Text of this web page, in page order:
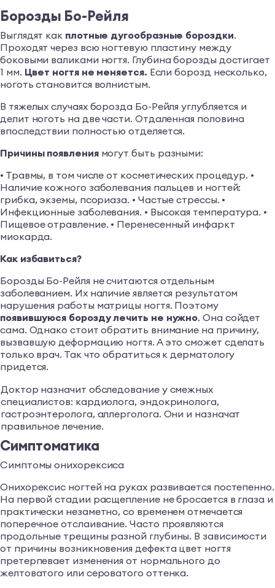
Борозды Бо-Рейля
Выглядят как плотные дугообразные бороздки.
Проходят через всю ногтевую пластину между
боковыми валиками ногтя. Глубина борозды достигает
1 мм. Цвет ногтя не меняется. Если борозд несколько,
ноготь становится волнистым.
В тяжелых случаях борозда Бо-Рейля углубляется и
делит ноготь на две части. Отдаленная половина
впоследствии полностью отделяется.
Причины появлениямогут быть разными:
• Травмы, в том числе от косметических процедур. •
Наличие кожного заболевания пальцев и ногтей:
грибка, экземы, псориаза. • Частые стрессы. •
Инфекционные заболевания. • Высокая температура. •
Пищевое отравление. • Перенесенный инфаркт
миокарда.
Как избавиться?
Борозды Бо-Рейля не считаются отдельным
заболеванием. Их наличие является результатом
нарушения работы матрицы ногтя. Поэтому
появившуюся борозду лечить не нужно. Она сойдет
сама. Однако стоит обратить внимание на причину,
вызвавшую деформацию ногтя. А это сможет сделать
только врач. Так что обратиться к дерматологу
придется.
Доктор назначит обследование у смежных
специалистов: кардиолога, эндокринолога,
гастроэнтеролога, аллерголога. Они и назначат
правильное лечение.
Симптоматика
Симптомы онихорексиса
Онихорексис ногтей на руках развивается постепенно.
На первой стадии расщепление не бросается в глаза и
практически незаметно, со временем отмечается
поперечное отслаивание. Часто проявляются
продольные трещины разной глубины. В зависимости
от причины возникновения дефекта цвет ногтя
претерпевает изменения от нормального до
желтоватого или сероватого оттенка.